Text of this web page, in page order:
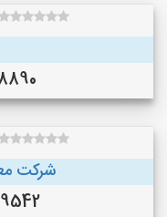
شرکت